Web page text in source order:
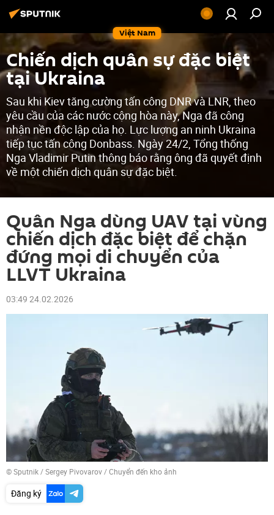
Việt Nam
Chiến dịch quân sự đặc biệt
tại Ukraina
Sau khi Kiev tăng cường tấn công DNR và LNR, theo
yêu cầu của các nước cộng hòa này, Nga đã công
nhận nền độc lập của họ. Lực lượng an ninh Ukraina
tiếp tục tấn công Donbass. Ngày 24/2, Tổng thống
Nga Vladimir Putin thông báo rằng ông đã quyết định
về một chiến dịch quân sự đặc biệt.
Quân Nga dùng UAV tại vùng
chiến dịch đặc biệt để chặn
đứng mọi di chuyển của
LLVT Ukraina
03:49 24.02.2026
© Sputnik / Sergey Pivovarov/Chuyển đến kho ảnh
Đăng ký